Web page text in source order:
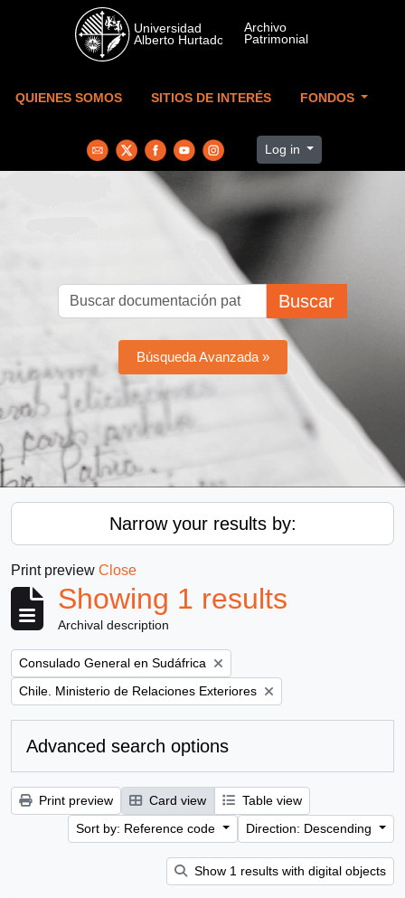
Skip to main content
QUIENES SOMOS SITIOS DE INTERÉS FONDOS
Log in
Buscar
Búsqueda Avanzada »
Narrow your results by:
Print preview Close
Showing 1 results
Archival description
Remove filter:
Consulado General en Sudáfrica
Remove filter:
Chile. Ministerio de Relaciones Exteriores
Advanced search options
Print preview Card view
Table view
Sort by: Reference code
Direction: Descending
Show 1 results with digital objects